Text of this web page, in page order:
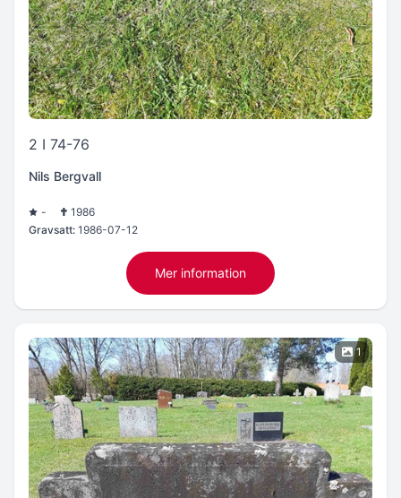
2 I 74-76
Nils Bergvall
-
1986
Gravsatt: 1986-07-12
Mer information
1